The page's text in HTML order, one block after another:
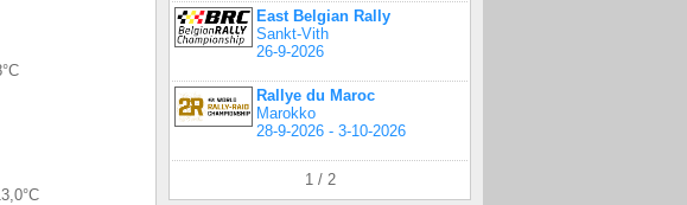
°C
°C
East Belgian Rally
Sankt-Vith
26-9-2026
Rallye du Maroc
Marokko
28-9-2026 - 3-10-2026
1 / 2